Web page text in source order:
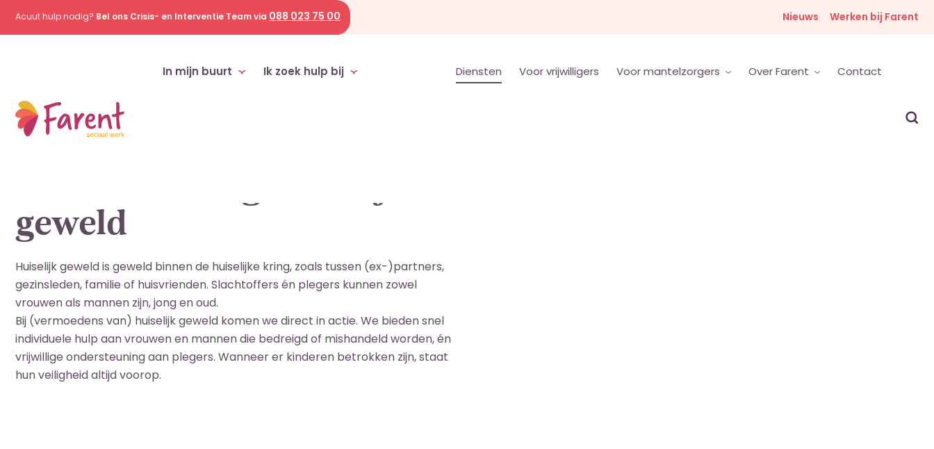
Acuut hulp nodig? Bel ons Crisis- en Interventie Team via 088 023 75 00 Nieuws Werken bij Farent
In mijn buurt Ik zoek hulp bij Diensten Voor vrijwilligers Voor mantelzorgers Over Farent Contact
Home Ondersteuning huiselijk geweld
geweld
Huiselijk geweld is geweld binnen de huiselijke kring, zoals tussen (ex-)partners,
gezinsleden, familie of huisvrienden. Slachtoffers én plegers kunnen zowel
vrouwen als mannen zijn, jong en oud.
Bij (vermoedens van) huiselijk geweld komen we direct in actie. We bieden snel
individuele hulp aan vrouwen en mannen die bedreigd of mishandeld worden, én
vrijwillige ondersteuning aan plegers. Wanneer er kinderen betrokken zijn, staat
hun veiligheid altijd voorop.